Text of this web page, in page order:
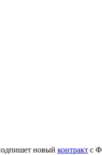
новый контракт с